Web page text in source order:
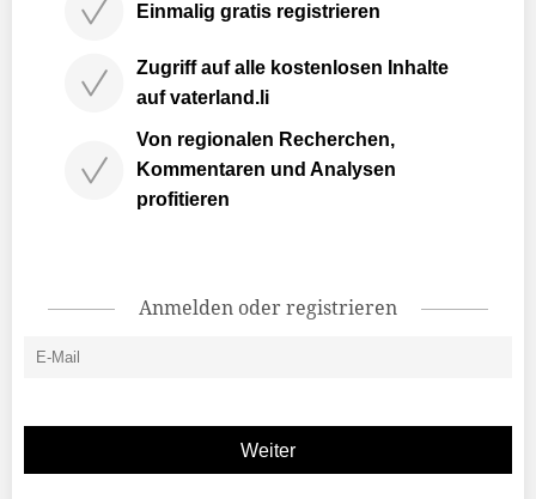
Einmalig gratis registrieren
Zugriff auf alle kostenlosen Inhalte
auf vaterland.li
Von regionalen Recherchen,
Kommentaren und Analysen
profitieren
Anmelden oder registrieren